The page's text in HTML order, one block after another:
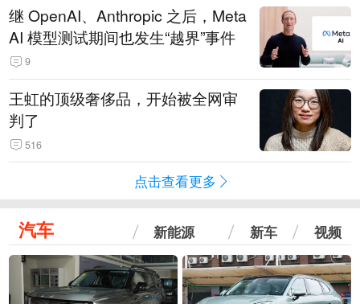
继 OpenAI、Anthropic 之后，Meta
AI 模型测试期间也发生“越界”事件
9
王虹的顶级奢侈品，开始被全网审
判了
516
点击查看更多
汽车 新能源 新车 视频